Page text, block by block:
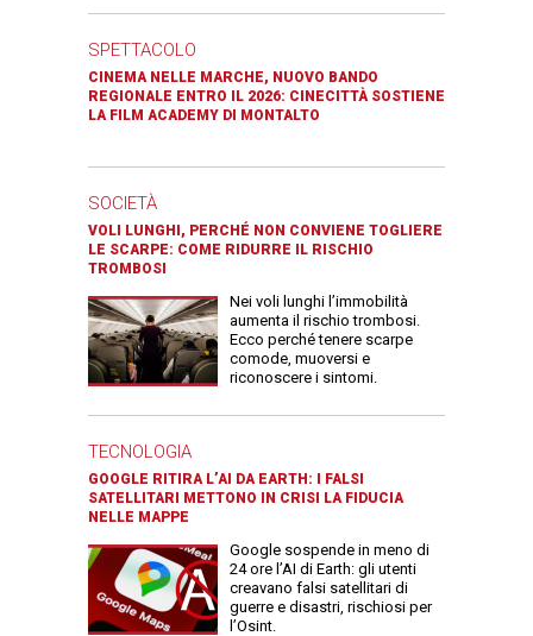
SPETTACOLO
CINEMA NELLE MARCHE, NUOVO BANDO
REGIONALE ENTRO IL 2026: CINECITTÀ SOSTIENE
LA FILM ACADEMY DI MONTALTO
SOCIETÀ
VOLI LUNGHI, PERCHÉ NON CONVIENE TOGLIERE
LE SCARPE: COME RIDURRE IL RISCHIO
TROMBOSI
Nei voli lunghi l’immobilità
aumenta il rischio trombosi.
Ecco perché tenere scarpe
comode, muoversi e
riconoscere i sintomi.
TECNOLOGIA
GOOGLE RITIRA L’AI DA EARTH: I FALSI
SATELLITARI METTONO IN CRISI LA FIDUCIA
NELLE MAPPE
Google sospende in meno di
24 ore l’AI di Earth: gli utenti
creavano falsi satellitari di
guerre e disastri, rischiosi per
l’Osint.